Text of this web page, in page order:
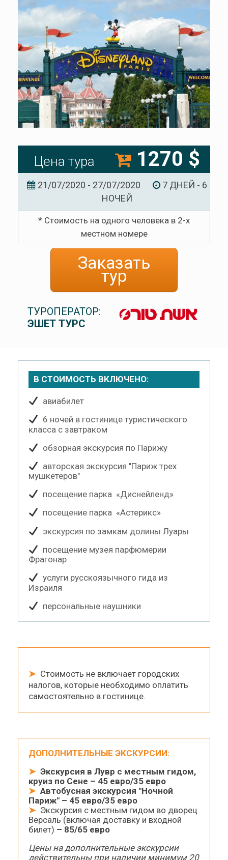
Цена тура 1270 $
21/07/2020 - 27/07/2020
7 ДНЕЙ - 6
НОЧЕЙ
* Стоимость на одного человека в 2-х
местном номере
Заказать
тур
ТУРОПЕРАТОР:
ЭШЕТ ТУРС
В СТОИМОСТЬ ВКЛЮЧЕНО:
авиабилет
6 ночей в гостинице туристического
класса с завтраком
обзорная экскурсия по Парижу
авторская экскурсия "Париж трех
мушкетеров"
посещение парка «Диснейленд»
посещение парка «Астерикс»
экскурсия по замкам долины Луары
посещение музея парфюмерии
Фрагонар
услуги русскоязычного гида из
Израиля
персональные наушники
➤Стоимость не включает городских
налогов, которые необходимо оплатить
самостоятельно в гостинице.
ДОПОЛНИТЕЛЬНЫЕ ЭКСКУРСИИ:
➤ Экскурсия в Лувр с местным гидом,
круиз по Сене – 45 евро/35 евро
➤ Автобусная экскурсия "Ночной
Париж" – 45 евро/35 евро
➤Экскурсия с местным гидом во дворец
Версаль (включая доставку и входной
билет) – 85/65 евро
Цены на дополнительные экскурсии
действительны при наличии минимум 20